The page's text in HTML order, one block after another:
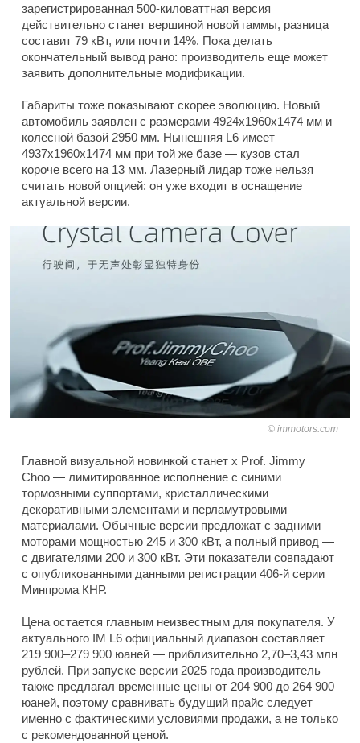
зарегистрированная 500-киловаттная версия
действительно станет вершиной новой гаммы, разница
составит 79 кВт, или почти 14%. Пока делать
окончательный вывод рано: производитель еще может
заявить дополнительные модификации.
Габариты тоже показывают скорее эволюцию. Новый
автомобиль заявлен с размерами 4924x1960x1474 мм и
колесной базой 2950 мм. Нынешняя L6 имеет
4937x1960x1474 мм при той же базе — кузов стал
короче всего на 13 мм. Лазерный лидар тоже нельзя
считать новой опцией: он уже входит в оснащение
актуальной версии.
immotors.com
Главной визуальной новинкой станет x Prof. Jimmy
Choo — лимитированное исполнение с синими
тормозными суппортами, кристаллическими
декоративными элементами и перламутровыми
материалами. Обычные версии предложат с задними
моторами мощностью 245 и 300 кВт, а полный привод —
с двигателями 200 и 300 кВт. Эти показатели совпадают
с опубликованными данными регистрации 406-й серии
Минпрома КНР.
Цена остается главным неизвестным для покупателя. У
актуального IM L6 официальный диапазон составляет
219 900–279 900 юаней — приблизительно 2,70–3,43 млн
рублей. При запуске версии 2025 года производитель
также предлагал временные цены от 204 900 до 264 900
юаней, поэтому сравнивать будущий прайс следует
именно с фактическими условиями продажи, а не только
с рекомендованной ценой.